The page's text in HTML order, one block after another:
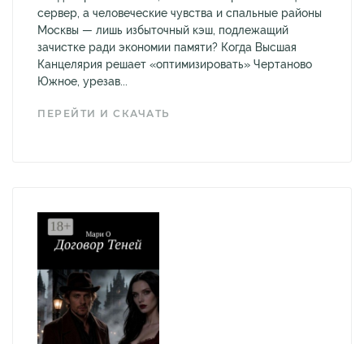
сервер, а человеческие чувства и спальные районы
Москвы — лишь избыточный кэш, подлежащий
зачистке ради экономии памяти? Когда Высшая
Канцелярия решает «оптимизировать» Чертаново
Южное, урезав...
ПЕРЕЙТИ И СКАЧАТЬ